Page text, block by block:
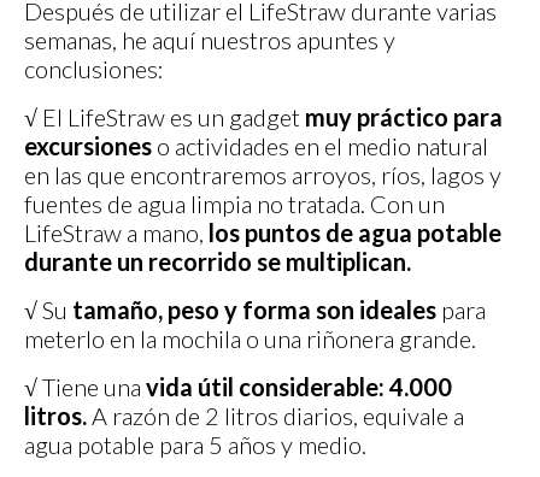
Después de utilizar el LifeStraw durante varias
semanas, he aquí nuestros apuntes y
conclusiones:
√ El LifeStraw es un gadget muy práctico para
excursiones o actividades en el medio natural
en las que encontraremos arroyos, ríos, lagos y
fuentes de agua limpia no tratada. Con un
LifeStraw a mano, los puntos de agua potable
durante un recorrido se multiplican.
√ Su tamaño, peso y forma son ideales para
meterlo en la mochila o una riñonera grande.
√ Tiene una vida útil considerable: 4.000
litros.A razón de 2 litros diarios, equivale a
agua potable para 5 años y medio.